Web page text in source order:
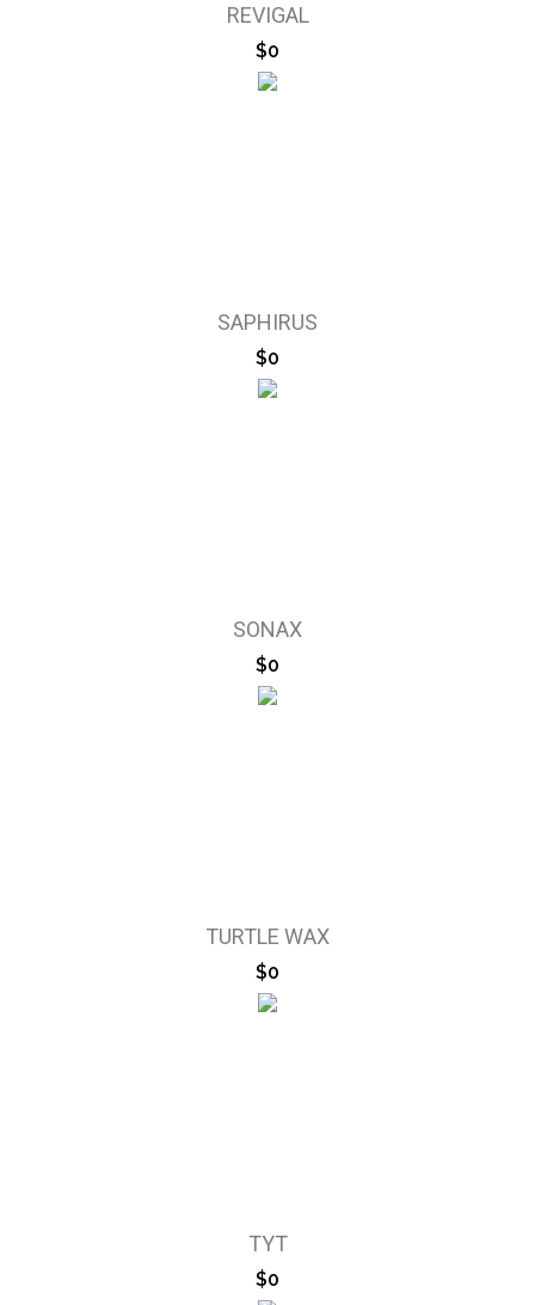
REVIGAL
$0
SAPHIRUS
$0
SONAX
$0
TURTLE WAX
$0
TYT
$0